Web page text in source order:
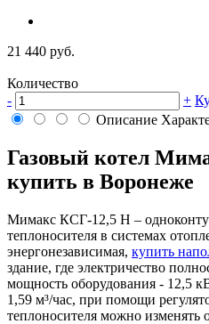
21 440 руб.
Количество
-
+
Описание
Газовый котел
купить в Воронеже
Мимакс КСГ-12,5 Н –
теплоносителя в системах
энергонезависимая, купить
здание, где электричество
мощность оборудования - 12,5
1,59 м³/час, при помощи
теплоносителя можно изменять